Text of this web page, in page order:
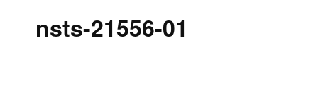
nsts-21556-01